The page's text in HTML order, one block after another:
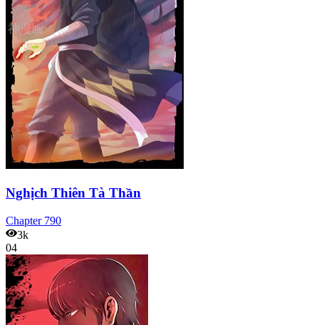
Nghịch Thiên Tà Thần
Chapter 790
3k
04